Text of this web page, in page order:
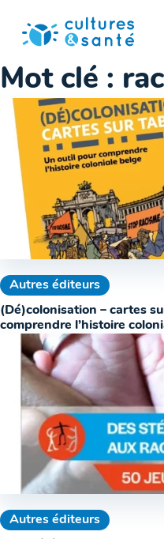
contenu
Mot clé :
Autres éditeurs
(Dé)colonisation – cartes
comprendre l’histoire
Autres éditeurs